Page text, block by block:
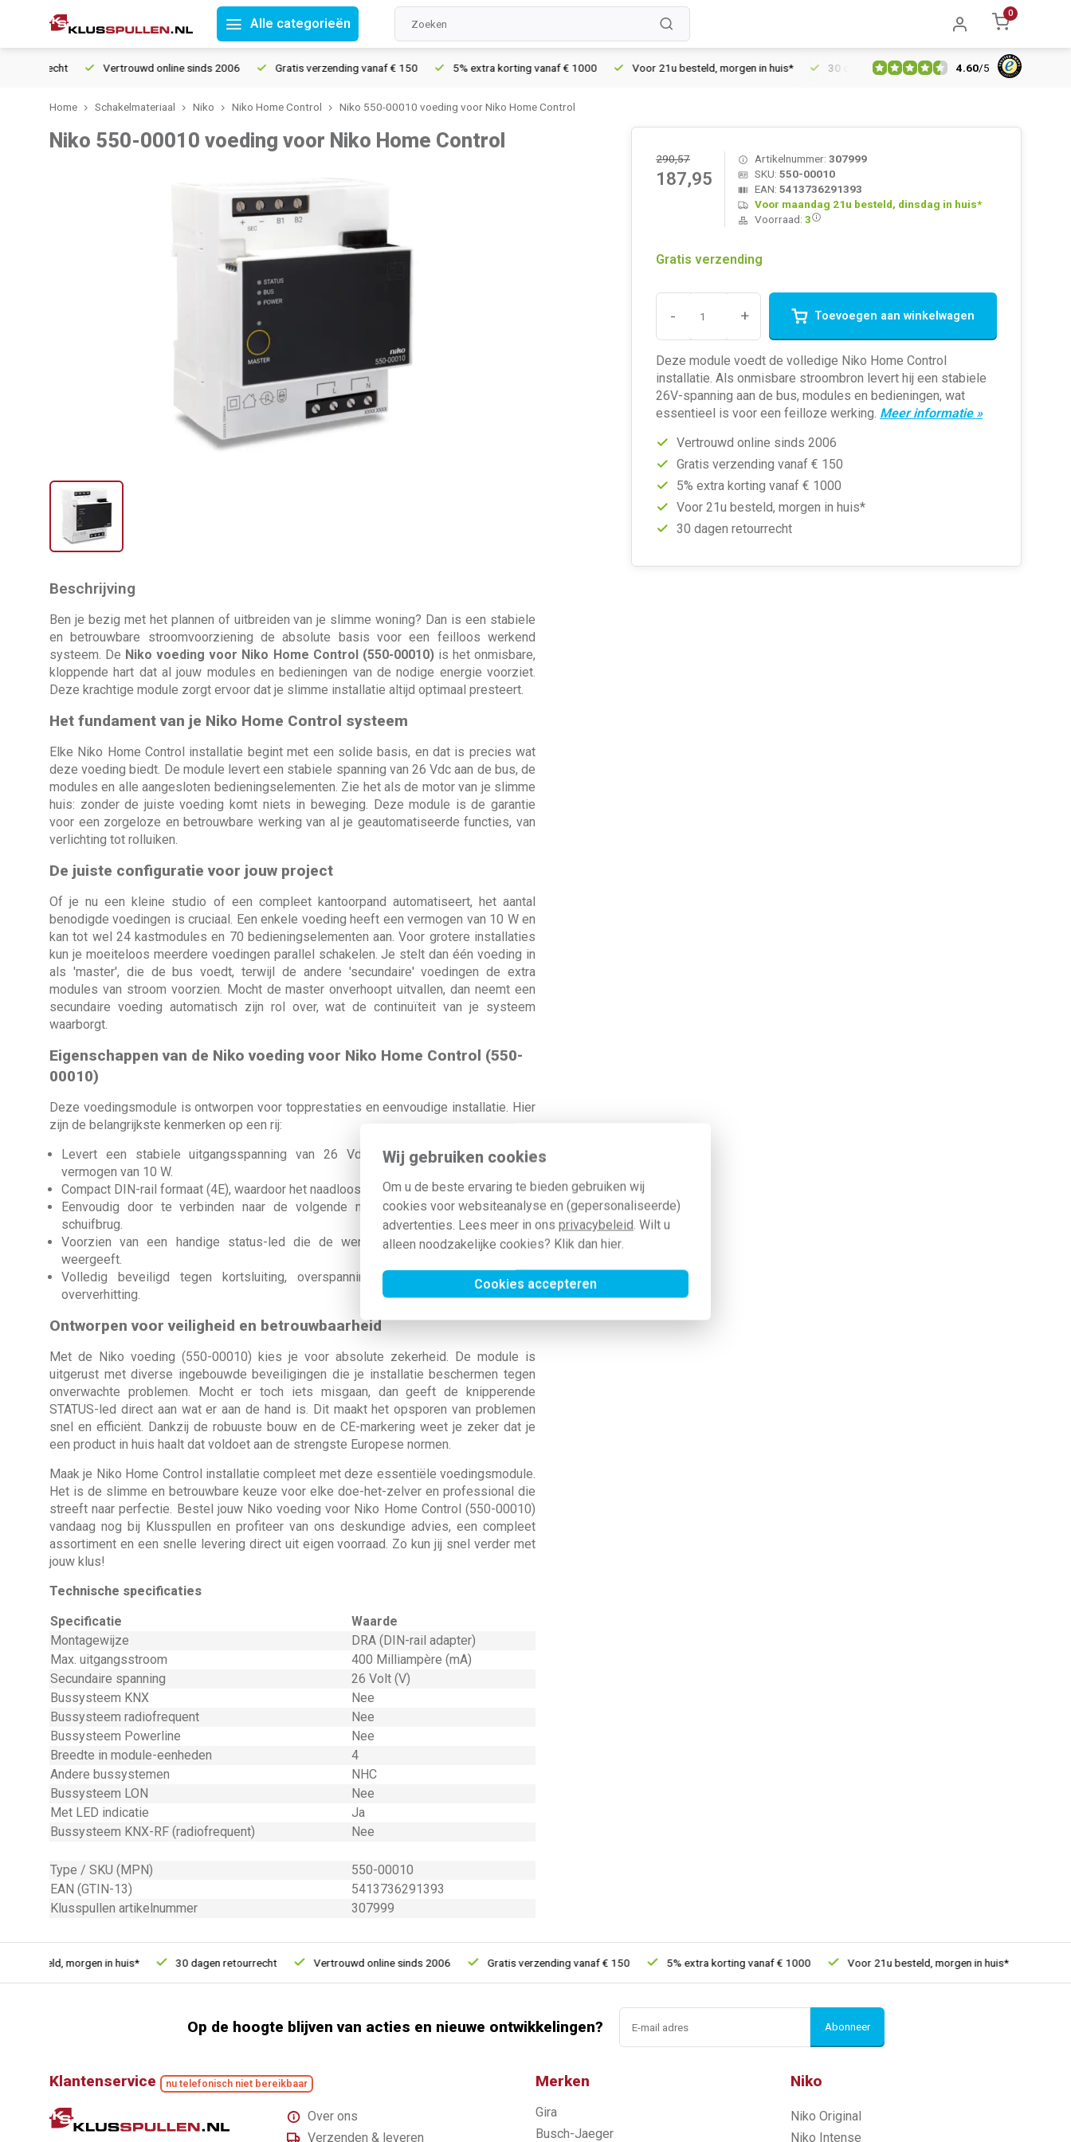
Wij gebruiken cookies
Om u de beste ervaring te bieden gebruiken wij
cookies voor websiteanalyse en (gepersonaliseerde)
advertenties. Lees meer in ons privacybeleid. Wilt u
alleen noodzakelijke cookies? Klik dan hier.
Cookies accepteren
Alle categorieën
0
Vertrouwd online sinds 2006 Gratis verzending vanaf € 150 5% extra korting vanaf € 1000 Voor 21u besteld, morgen in huis* 30 dagen retourrecht Vertrouwd online sinds 2006
4.60/5
Home Schakelmateriaal Niko Niko Home Control Niko 550-00010 voeding voor Niko Home Control
Niko 550-00010 voeding voor Niko Home Control
290,57
187,95
Artikelnummer: 307999
SKU: 550-00010
EAN: 5413736291393
Voor maandag 21u besteld, dinsdag in huis*
Voorraad: 3
Gratis verzending
- + Toevoegen aan winkelwagen
Deze module voedt de volledige Niko Home Control
installatie. Als onmisbare stroombron levert hij een stabiele
26V-spanning aan de bus, modules en bedieningen, wat
essentieel is voor een feilloze werking. Meer informatie »
Vertrouwd online sinds 2006
Gratis verzending vanaf € 150
5% extra korting vanaf € 1000
Voor 21u besteld, morgen in huis*
30 dagen retourrecht
Beschrijving
Ben je bezig met het plannen of uitbreiden van je slimme woning? Dan is een stabiele
en betrouwbare stroomvoorziening de absolute basis voor een feilloos werkend
systeem. De Niko voeding voor Niko Home Control (550-00010)is het onmisbare,
kloppende hart dat al jouw modules en bedieningen van de nodige energie voorziet.
Deze krachtige module zorgt ervoor dat je slimme installatie altijd optimaal presteert.
Het fundament van je Niko Home Control systeem
Elke Niko Home Control installatie begint met een solide basis, en dat is precies wat
deze voeding biedt. De module levert een stabiele spanning van 26 Vdc aan de bus, de
modules en alle aangesloten bedieningselementen. Zie het als de motor van je slimme
huis: zonder de juiste voeding komt niets in beweging. Deze module is de garantie
voor een zorgeloze en betrouwbare werking van al je geautomatiseerde functies, van
verlichting tot rolluiken.
De juiste configuratie voor jouw project
Of je nu een kleine studio of een compleet kantoorpand automatiseert, het aantal
benodigde voedingen is cruciaal. Een enkele voeding heeft een vermogen van 10 W en
kan tot wel 24 kastmodules en 70 bedieningselementen aan. Voor grotere installaties
kun je moeiteloos meerdere voedingen parallel schakelen. Je stelt dan één voeding in
als 'master', die de bus voedt, terwijl de andere 'secundaire' voedingen de extra
modules van stroom voorzien. Mocht de master onverhoopt uitvallen, dan neemt een
secundaire voeding automatisch zijn rol over, wat de continuïteit van je systeem
waarborgt.
Eigenschappen van de Niko voeding voor Niko Home Control (550-
00010)
Deze voedingsmodule is ontworpen voor topprestaties en eenvoudige installatie. Hier
zijn de belangrijkste kenmerken op een rij:
Levert een stabiele uitgangsspanning van 26 Vdc (ZLVS) met een maximaal
vermogen van 10 W.
Compact DIN-rail formaat (4E), waardoor het naadloos in je zekeringkast past.
Eenvoudig door te verbinden naar de volgende module met de geïntegreerde
schuifbrug.
Voorzien van een handige status-led die de werking en eventuele foutcodes
weergeeft.
Volledig beveiligd tegen kortsluiting, overspanning, verkeerde aansluiting en
oververhitting.
Ontworpen voor veiligheid en betrouwbaarheid
Met de Niko voeding (550-00010) kies je voor absolute zekerheid. De module is
uitgerust met diverse ingebouwde beveiligingen die je installatie beschermen tegen
onverwachte problemen. Mocht er toch iets misgaan, dan geeft de knipperende
STATUS-led direct aan wat er aan de hand is. Dit maakt het opsporen van problemen
snel en efficiënt. Dankzij de robuuste bouw en de CE-markering weet je zeker dat je
een product in huis haalt dat voldoet aan de strengste Europese normen.
Maak je Niko Home Control installatie compleet met deze essentiële voedingsmodule.
Het is de slimme en betrouwbare keuze voor elke doe-het-zelver en professional die
streeft naar perfectie. Bestel jouw Niko voeding voor Niko Home Control (550-00010)
vandaag nog bij Klusspullen en profiteer van ons deskundige advies, een compleet
assortiment en een snelle levering direct uit eigen voorraad. Zo kun jij snel verder met
jouw klus!
Technische specificaties
Specificatie
Waarde
Montagewijze
DRA (DIN-rail adapter)
Max. uitgangsstroom
400 Milliampère (mA)
Secundaire spanning
26 Volt (V)
Bussysteem KNX
Nee
Bussysteem radiofrequent
Nee
Bussysteem Powerline
Nee
Breedte in module-eenheden
4
Andere bussystemen
NHC
Bussysteem LON
Nee
Met LED indicatie
Ja
Bussysteem KNX-RF (radiofrequent)
Nee
Type / SKU (MPN)
550-00010
EAN (GTIN-13)
5413736291393
Klusspullen artikelnummer
307999
morgen in huis* 30 dagen retourrecht Vertrouwd online sinds 2006 Gratis verzending vanaf € 150 5% extra korting vanaf € 1000 Voor 21u besteld, morgen in huis*
Op de hoogte blijven van acties en nieuwe ontwikkelingen? Abonneer
Klantenservice nu telefonisch niet bereikbaar
Over ons
Verzenden & leveren
Merken
Gira
Busch-Jaeger
Niko
Niko Original
Niko Intense